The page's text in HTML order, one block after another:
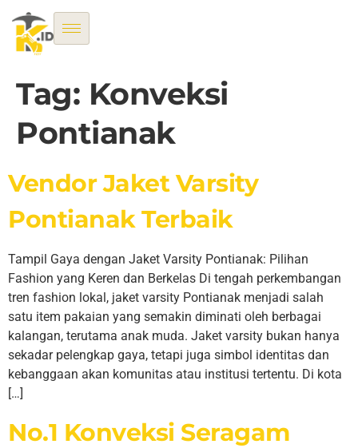
Tag: Konveksi
Pontianak
Vendor Jaket Varsity
Pontianak Terbaik
Tampil Gaya dengan Jaket Varsity Pontianak: Pilihan
Fashion yang Keren dan Berkelas Di tengah perkembangan
tren fashion lokal, jaket varsity Pontianak menjadi salah
satu item pakaian yang semakin diminati oleh berbagai
kalangan, terutama anak muda. Jaket varsity bukan hanya
sekadar pelengkap gaya, tetapi juga simbol identitas dan
kebanggaan akan komunitas atau institusi tertentu. Di kota
[…]
No.1 Konveksi Seragam